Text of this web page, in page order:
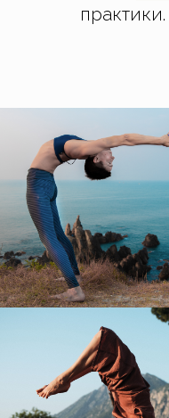
практики.